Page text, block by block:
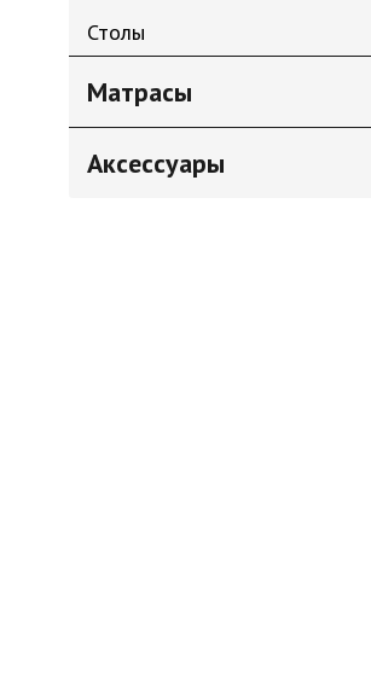
Столы
Матрасы
Аксессуары